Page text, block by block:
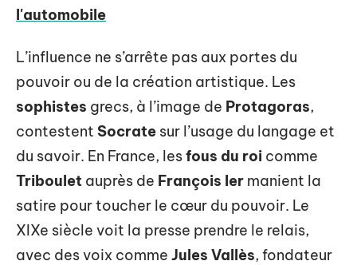
l'automobile
L’influence ne s’arrête pas aux portes du
pouvoir ou de la création artistique. Les
sophistes grecs, à l’image de Protagoras,
contestent Socrate sur l’usage du langage et
du savoir. En France, lesfous du roi comme
Triboulet auprès de François Ier manient la
satire pour toucher le cœur du pouvoir. Le
XIXe siècle voit la presse prendre le relais,
avec des voix comme Jules Vallès, fondateur